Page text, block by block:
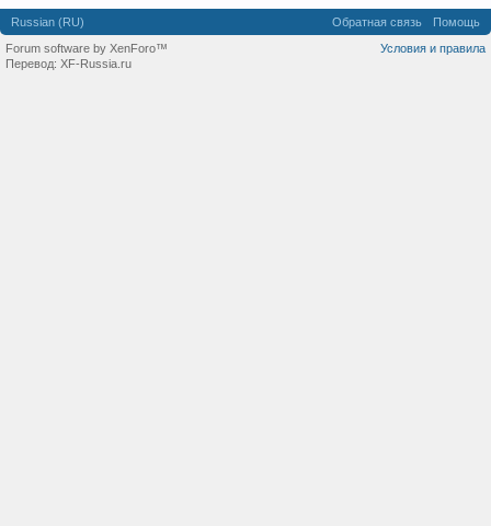
Russian (RU) Обратная связь
Помощь
Условия и правила
Forum software by XenForo™
Перевод: XF-Russia.ru